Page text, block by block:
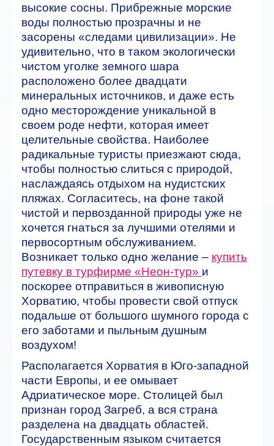
высокие сосны. Прибрежные морские
воды полностью прозрачны и не
засорены «следами цивилизации». Не
удивительно, что в таком экологически
чистом уголке земного шара
расположено более двадцати
минеральных источников, и даже есть
одно месторождение уникальной в
своем роде нефти, которая имеет
целительные свойства. Наиболее
радикальные туристы приезжают сюда,
чтобы полностью слиться с природой,
наслаждаясь отдыхом на нудистских
пляжах. Согласитесь, на фоне такой
чистой и первозданной природы уже не
хочется гнаться за лучшими отелями и
первосортным обслуживанием.
Возникает только одно желание – купить
путевку в турфирме «Неон-тур» и
поскорее отправиться в живописную
Хорватию, чтобы провести свой отпуск
подальше от большого шумного города с
его заботами и пыльным душным
воздухом!
Располагается Хорватия в Юго-западной
части Европы, и ее омывает
Адриатическое море. Столицей был
признан город Загреб, а вся страна
разделена на двадцать областей.
Государственным языком считается